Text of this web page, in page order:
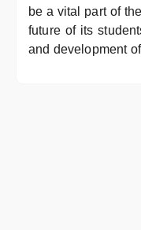
be a vital part of
future of its
and development